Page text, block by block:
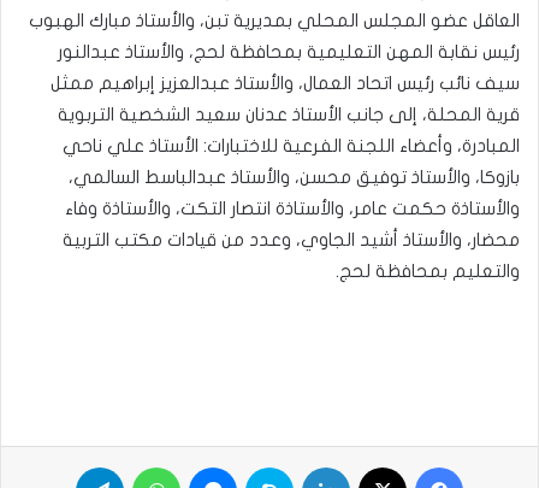
العاقل عضو المجلس المحلي بمديرية تبن، والأستاذ مبارك الهبوب
رئيس نقابة المهن التعليمية بمحافظة لحج، والأستاذ عبدالنور
سيف نائب رئيس اتحاد العمال، والأستاذ عبدالعزيز إبراهيم ممثل
قرية المحلة، إلى جانب الأستاذ عدنان سعيد الشخصية التربوية
المبادرة، وأعضاء اللجنة الفرعية للاختبارات: الأستاذ علي ناحي
بازوكا، والأستاذ توفيق محسن، والأستاذ عبدالباسط السالمي،
والأستاذة حكمت عامر، والأستاذة انتصار التكت، والأستاذة وفاء
محضار، والأستاذ أشيد الجاوي، وعدد من قيادات مكتب التربية
والتعليم بمحافظة لحج.